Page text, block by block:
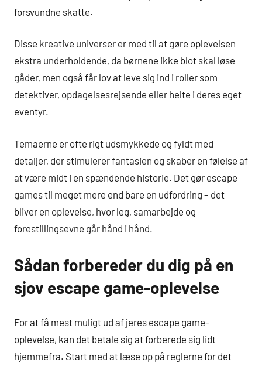
forsvundne skatte.
Disse kreative universer er med til at gøre oplevelsen
ekstra underholdende, da børnene ikke blot skal løse
gåder, men også får lov at leve sig ind i roller som
detektiver, opdagelsesrejsende eller helte i deres eget
eventyr.
Temaerne er ofte rigt udsmykkede og fyldt med
detaljer, der stimulerer fantasien og skaber en følelse af
at være midt i en spændende historie. Det gør escape
games til meget mere end bare en udfordring – det
bliver en oplevelse, hvor leg, samarbejde og
forestillingsevne går hånd i hånd.
Sådan forbereder du dig på en
sjov escape game-oplevelse
For at få mest muligt ud af jeres escape game-
oplevelse, kan det betale sig at forberede sig lidt
hjemmefra. Start med at læse op på reglerne for det